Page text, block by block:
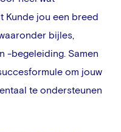
Kunde jou een breed
bijles,
-begeleiding. Samen
om jouw
te ondersteunen